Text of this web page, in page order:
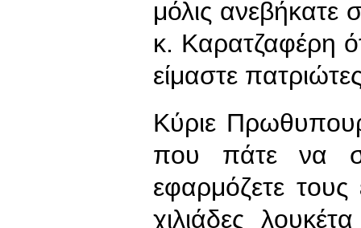
μόλις ανεβήκατε
κ. Καρατζαφέρη
είμαστε
Κύριε
που πάτε να
εφαρμόζετε τους
χιλιάδες